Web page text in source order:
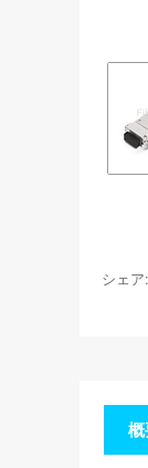
シェア: